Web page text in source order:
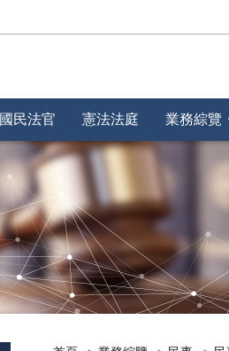
國民法官 憲法法庭 業務綜覽